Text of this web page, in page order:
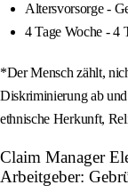
Altersvorsorge -
4 Tage Woche - 4
*Der Mensch zählt,
Diskriminierung ab
ethnische Herkunft,
Claim Manager
Arbeitgeber: